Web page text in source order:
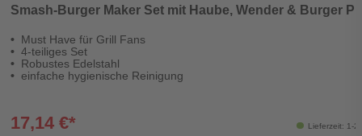
Smash-Burger Maker Set mit Haube, Wender & Burger
Must Have für Grill Fans
4-teiliges Set
Robustes Edelstahl
einfache hygienische Reinigung
Lieferzeit: 1-2
17,14 €*